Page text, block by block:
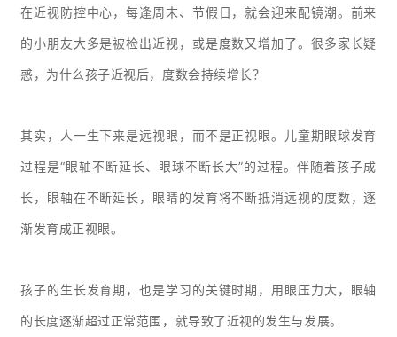
在近视防控中心，每逢周末、节假日，就会迎来配镜潮。前来
的小朋友大多是被检出近视，或是度数又增加了。很多家长疑
惑，为什么孩子近视后，度数会持续增长？
其实，人一生下来是远视眼，而不是正视眼。儿童期眼球发育
过程是“眼轴不断延长、眼球不断长大”的过程。伴随着孩子成
长，眼轴在不断延长，眼睛的发育将不断抵消远视的度数，逐
渐发育成正视眼。
孩子的生长发育期，也是学习的关键时期，用眼压力大，眼轴
的长度逐渐超过正常范围，就导致了近视的发生与发展。